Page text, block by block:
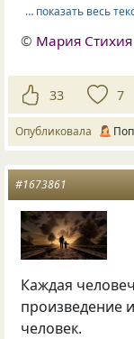
… показать весь
© Мария Стихия
33 7
Опубликовала
#1673861
Каждая
произведение
человек.